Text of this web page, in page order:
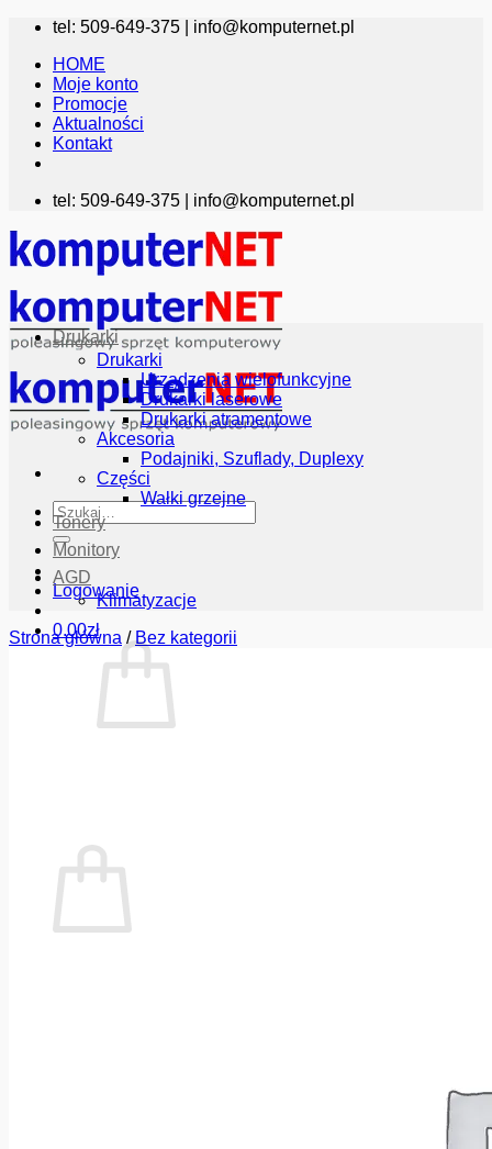
Przewiń
zawartości
tel: 509-649-375 | info@komputernet.pl
HOME
Moje konto
Promocje
Aktualności
Kontakt
tel: 509-649-375 | info@komputernet.pl
Szukaj:
Logowanie
0.00zł
Drukarki
Drukarki
Urządzenia wielofunkcyjne
Drukarki laserowe
Drukarki atramentowe
Akcesoria
Podajniki, Szuflady, Duplexy
Części
Wałki grzejne
Tonery
Monitory
AGD
Klimatyzacje
Strona główna / Bez kategorii